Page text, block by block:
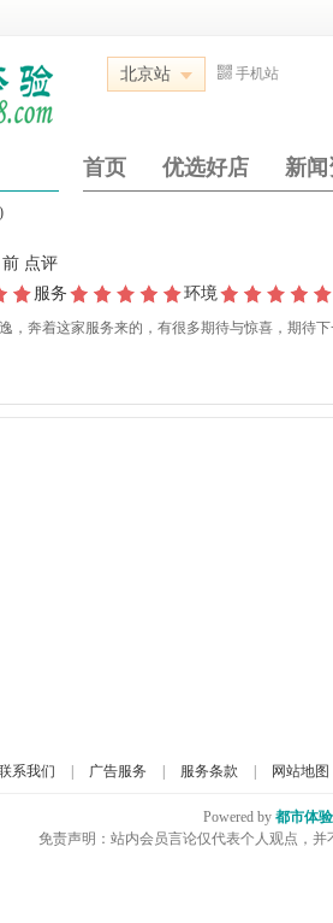
北京站 手机站
首页 优选好店 新闻
点评
服务 环境
，奔着这家服务来的，有很多期待与惊喜，期待
系我们 广告服务 服务条款 网站地图
Powered by 都市体
免责声明：站内会员言论仅代表个人观点，